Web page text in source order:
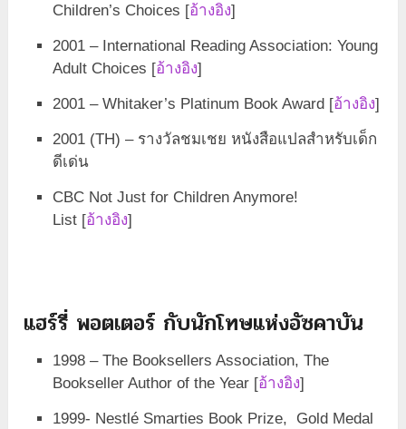
Children’s Choices [อ้างอิง]
2001 – International Reading Association: Young
Adult Choices [อ้างอิง]
2001 – Whitaker’s Platinum Book Award [อ้างอิง]
2001 (TH) – รางวัลชมเชย หนังสือแปลสำหรับเด็ก
ดีเด่น
CBC Not Just for Children Anymore!
List [อ้างอิง]
แฮร์รี่ พอตเตอร์ กับนักโทษแห่งอัซคาบัน
1998 – The Booksellers Association, The
Bookseller Author of the Year [อ้างอิง]
1999- Nestlé Smarties Book Prize, Gold Medal